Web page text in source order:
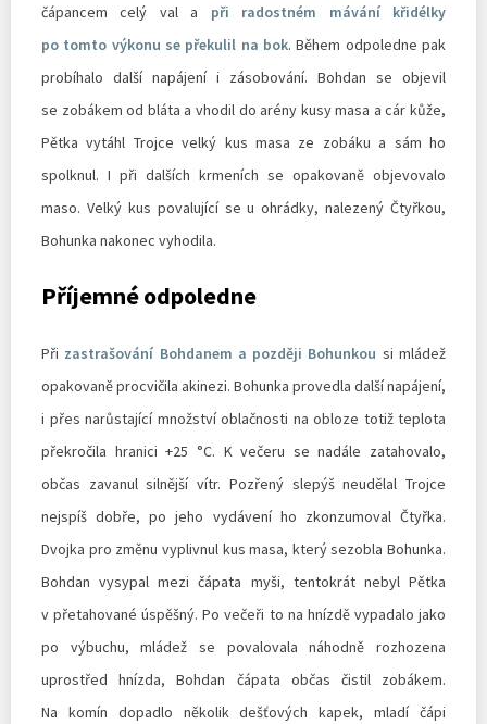
čápancem celý val a při radostném mávání křidélky
po tomto výkonu se překulil na bok. Během odpoledne pak
probíhalo další napájení i zásobování. Bohdan se objevil
se zobákem od bláta a vhodil do arény kusy masa a cár kůže,
Pětka vytáhl Trojce velký kus masa ze zobáku a sám ho
spolknul. I při dalších krmeních se opakovaně objevovalo
maso. Velký kus povalující se u ohrádky, nalezený Čtyřkou,
Bohunka nakonec vyhodila.
Příjemné odpoledne
Při zastrašování Bohdanem a později Bohunkou si mládež
opakovaně procvičila akinezi. Bohunka provedla další napájení,
i přes narůstající množství oblačnosti na obloze totiž teplota
překročila hranici +25 °C. K večeru se nadále zatahovalo,
občas zavanul silnější vítr. Pozřený slepýš neudělal Trojce
nejspíš dobře, po jeho vydávení ho zkonzumoval Čtyřka.
Dvojka pro změnu vyplivnul kus masa, který sezobla Bohunka.
Bohdan vysypal mezi čápata myši, tentokrát nebyl Pětka
v přetahované úspěšný. Po večeři to na hnízdě vypadalo jako
po výbuchu, mládež se povalovala náhodně rozhozena
uprostřed hnízda, Bohdan čápata občas čistil zobákem.
Na komín dopadlo několik dešťových kapek, mladí čápi